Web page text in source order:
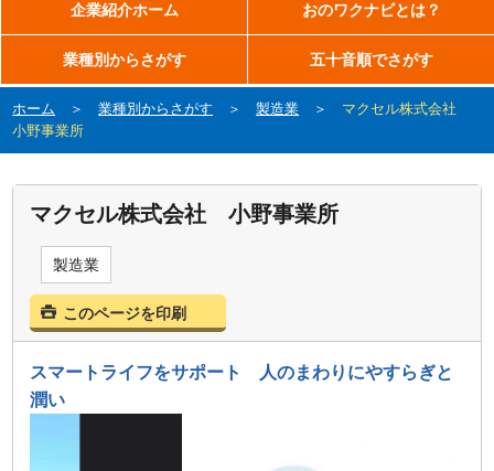
企業紹介ホーム おのワクナビとは？
業種別からさがす 五十音順でさがす
ホーム ＞業種別からさがす ＞製造業 ＞ マクセル株式会社
小野事業所
マクセル株式会社 小野事業所
製造業
このページを印刷
スマートライフをサポート 人のまわりにやすらぎと
潤い